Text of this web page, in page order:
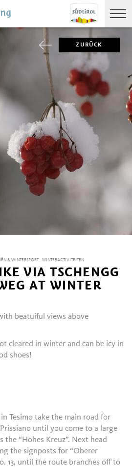
ZURÜCK
& WINTERSPORT WINTERACTIVITEITEN
VIA TSCHENGG
AT WINTER
beatuiful views above
cleared in winter and can be icy in
shoes!
Tesimo take the main road for
until you come to a large
the “Hohes Kreuz”. Next head
the signposts for “Oberer
13, until the route branches off to